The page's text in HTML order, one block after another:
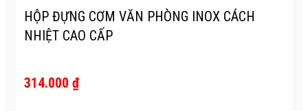
HỘP ĐỰNG CƠM VĂN PHÒNG INOX CÁCH
NHIỆT CAO CẤP
314.000 ₫